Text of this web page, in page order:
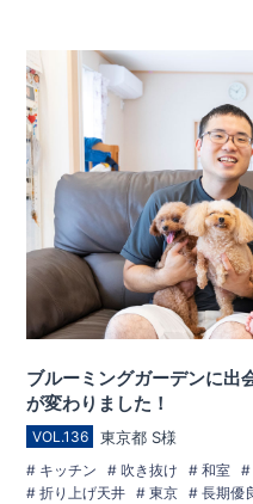
ブルーミングガーデンに出
が変わりました！
VOL.136 東京都 S様
キッチン 吹き抜け 和室
折り上げ天井
東京 長期優